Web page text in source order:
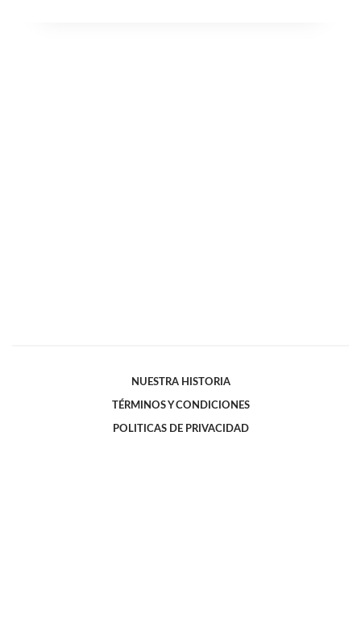
NUESTRA HISTORIA
TÉRMINOS Y CONDICIONES
POLITICAS DE PRIVACIDAD